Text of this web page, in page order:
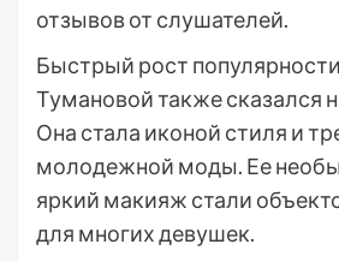
отзывов от слушателей.
Быстрый рост
Тумановой также сказался
Она стала иконой стиля и
молодежной моды. Ее
яркий макияж стали
для многих девушек.